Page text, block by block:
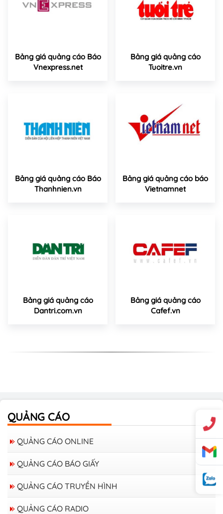
Bảng giá quảng cáo Báo
Vnexpress.net
Bảng giá quảng cáo
Tuoitre.vn
Bảng giá quảng cáo Báo
Thanhnien.vn
Bảng giá quảng cáo báo
Vietnamnet
Bảng giá quảng cáo
Dantri.com.vn
Bảng giá quảng cáo
Cafef.vn
QUẢNG CÁO
QUẢNG CÁO ONLINE
QUẢNG CÁO BÁO GIẤY
QUẢNG CÁO TRUYỀN HÌNH
QUẢNG CÁO RADIO